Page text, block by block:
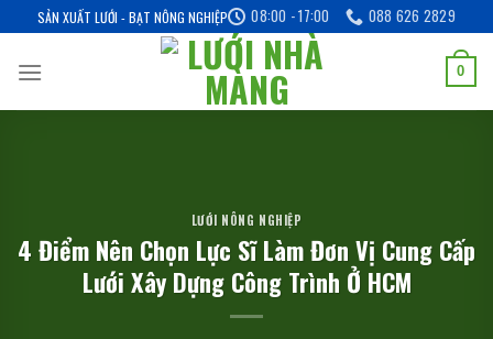
to
content
SẢN XUẤT LƯỚI - BẠT NÔNG NGHIỆP 08:00 - 17:00 088 626 2829
0
LƯỚI NÔNG NGHIỆP
4 Điểm Nên Chọn Lực Sĩ Làm Đơn Vị Cung Cấp
Lưới Xây Dựng Công Trình Ở HCM